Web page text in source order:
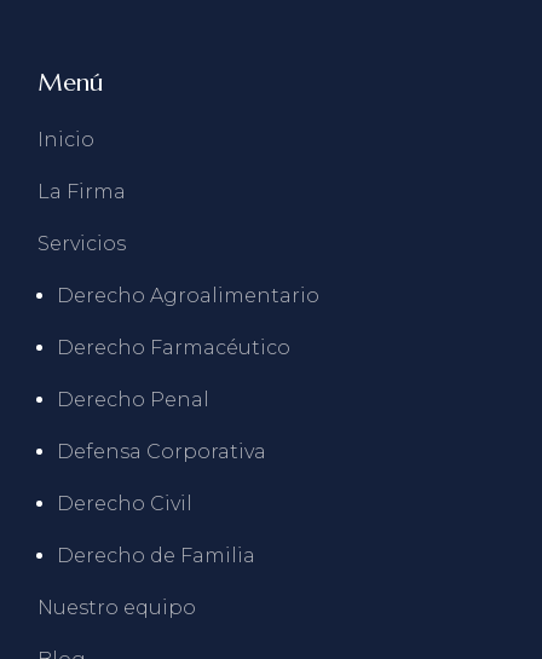
Menú
Inicio
La Firma
Servicios
Derecho Agroalimentario
Derecho Farmacéutico
Derecho Penal
Defensa Corporativa
Derecho Civil
Derecho de Familia
Nuestro equipo